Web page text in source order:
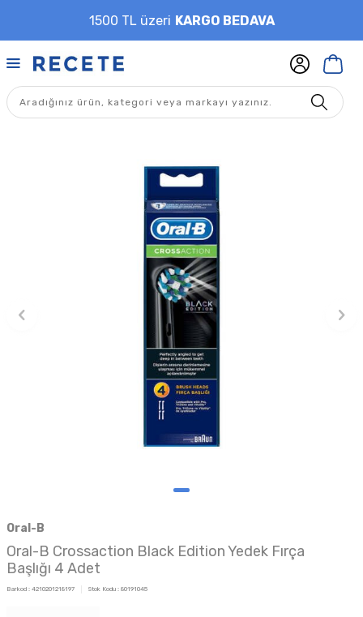
1500 TL üzeri KARGO BEDAVA
Oral-B
Oral-B Crossaction Black Edition Yedek Fırça
Başlığı 4 Adet
Barkod : 4210201218197 Stok Kodu : 80191045